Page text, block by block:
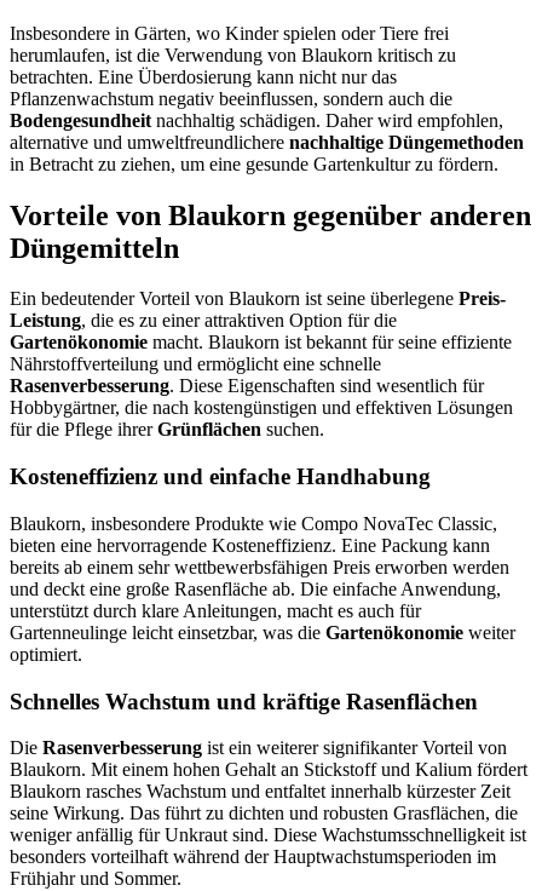
Insbesondere in Gärten, wo Kinder spielen oder Tiere frei
herumlaufen, ist die Verwendung von Blaukorn kritisch zu
betrachten. Eine Überdosierung kann nicht nur das
Pflanzenwachstum negativ beeinflussen, sondern auch die
Bodengesundheit nachhaltig schädigen. Daher wird empfohlen,
alternative und umweltfreundlichere nachhaltige Düngemethoden
in Betracht zu ziehen, um eine gesunde Gartenkultur zu fördern.
Vorteile von Blaukorn gegenüber anderen
Düngemitteln
Ein bedeutender Vorteil von Blaukorn ist seine überlegene Preis-
Leistung, die es zu einer attraktiven Option für die
Gartenökonomie macht. Blaukorn ist bekannt für seine effiziente
Nährstoffverteilung und ermöglicht eine schnelle
Rasenverbesserung. Diese Eigenschaften sind wesentlich für
Hobbygärtner, die nach kostengünstigen und effektiven Lösungen
für die Pflege ihrerGrünflächen suchen.
Kosteneffizienz und einfache Handhabung
Blaukorn, insbesondere Produkte wie Compo NovaTec Classic,
bieten eine hervorragende Kosteneffizienz. Eine Packung kann
bereits ab einem sehr wettbewerbsfähigen Preis erworben werden
und deckt eine große Rasenfläche ab. Die einfache Anwendung,
unterstützt durch klare Anleitungen, macht es auch für
Gartenneulinge leicht einsetzbar, was die Gartenökonomie weiter
optimiert.
Schnelles Wachstum und kräftige Rasenflächen
Die Rasenverbesserung ist ein weiterer signifikanter Vorteil von
Blaukorn. Mit einem hohen Gehalt an Stickstoff und Kalium fördert
Blaukorn rasches Wachstum und entfaltet innerhalb kürzester Zeit
seine Wirkung. Das führt zu dichten und robusten Grasflächen, die
weniger anfällig für Unkraut sind. Diese Wachstumsschnelligkeit ist
besonders vorteilhaft während der Hauptwachstumsperioden im
Frühjahr und Sommer.